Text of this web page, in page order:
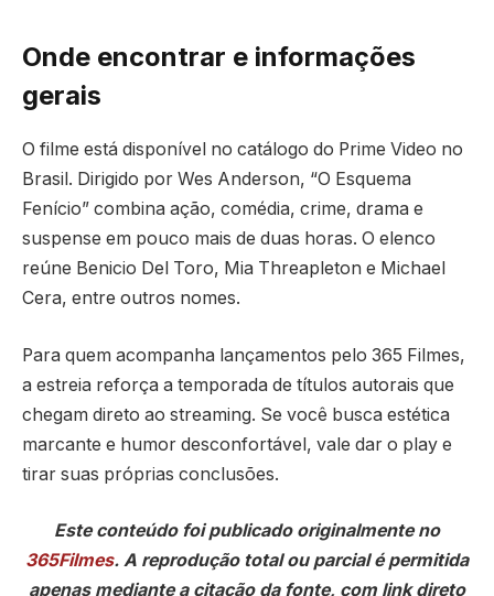
Onde encontrar e informações
gerais
O filme está disponível no catálogo do Prime Video no
Brasil. Dirigido por Wes Anderson, “O Esquema
Fenício” combina ação, comédia, crime, drama e
suspense em pouco mais de duas horas. O elenco
reúne Benicio Del Toro, Mia Threapleton e Michael
Cera, entre outros nomes.
Para quem acompanha lançamentos pelo 365 Filmes,
a estreia reforça a temporada de títulos autorais que
chegam direto ao streaming. Se você busca estética
marcante e humor desconfortável, vale dar o play e
tirar suas próprias conclusões.
Este conteúdo foi publicado originalmente no
365Filmes. A reprodução total ou parcial é permitida
apenas mediante a citação da fonte, com link direto